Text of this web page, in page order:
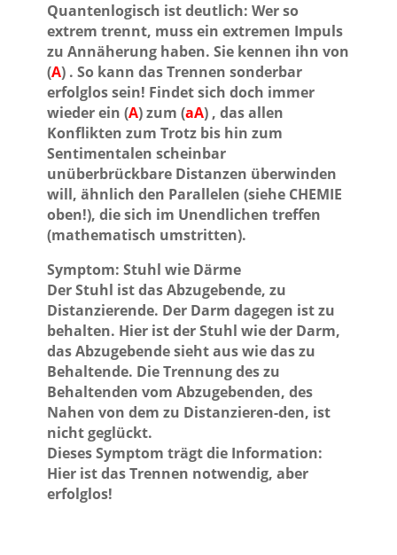
Quantenlogisch ist deutlich: Wer so
extrem trennt, muss ein extremen Impuls
zu Annäherung haben. Sie kennen ihn von
(A) . So kann das Trennen sonderbar
erfolglos sein! Findet sich doch immer
wieder ein (A) zum (aA) , das allen
Konflikten zum Trotz bis hin zum
Sentimentalen scheinbar
unüberbrückbare Distanzen überwinden
will, ähnlich den Parallelen (siehe CHEMIE
oben!), die sich im Unendlichen treffen
(mathematisch umstritten).
Symptom: Stuhl wie Därme
Der Stuhl ist das Abzugebende, zu
Distanzierende. Der Darm dagegen ist zu
behalten. Hier ist der Stuhl wie der Darm,
das Abzugebende sieht aus wie das zu
Behaltende. Die Trennung des zu
Behaltenden vom Abzugebenden, des
Nahen von dem zu Distanzieren-den, ist
nicht geglückt.
Dieses Symptom trägt die Information:
Hier ist das Trennen notwendig, aber
erfolglos!